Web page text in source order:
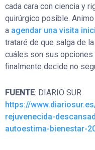
cada cara con ciencia y
quirúrgico posible.
a agendar una visita
trataré de que salga de
cuáles son sus
finalmente decide no
FUENTE: DIARIO SUR
https://
rejuvenecida-
autoestima-bienestar-